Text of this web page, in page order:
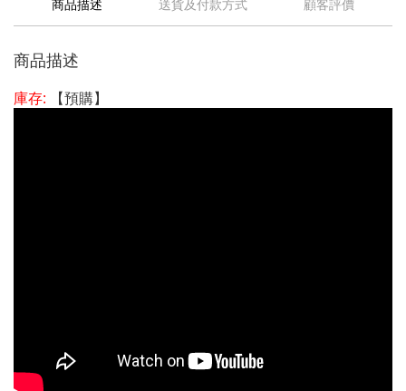
商品描述 送貨及付款方式 顧客評價
商品描述
庫存: 【預購】